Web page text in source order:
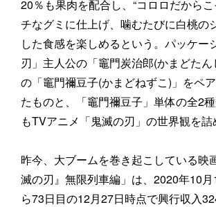
20％も果肉を配合し、“コロロだからこ
チなグミに仕上げ、噛むたびに白桃の
した食感を楽しめるという。パッケー
刃」主人公の「竈門炭治郎(かまどた
の「竈門禰豆子(かまどねずこ)」をペ
たものと、「竈門禰豆子」単体の全2
もTVアニメ「鬼滅の刃」の世界観を詰
昨今、大ブームを巻き起こしている映
滅の刃』無限列車編」は、2020年10
ら73日目の12月27日時点で興行収入